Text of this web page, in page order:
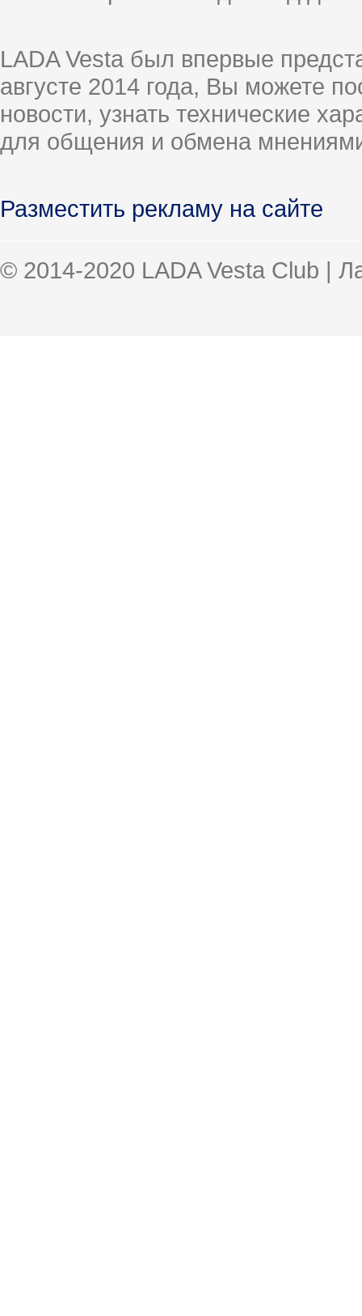
LADA Vesta был впервые
августе 2014 года, Вы можете
новости, узнать технические
для общения и обмена
Разместить рекламу на сайте
© 2014-2020 LADA Vesta Club |